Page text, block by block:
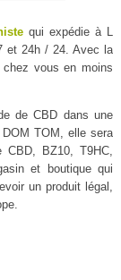
qui expédie à L
et 24h / 24. Avec la
chez vous en moins
de CBD dans une
TOM, elle sera
CBD, BZ10, T9HC,
et boutique qui
un produit légal,